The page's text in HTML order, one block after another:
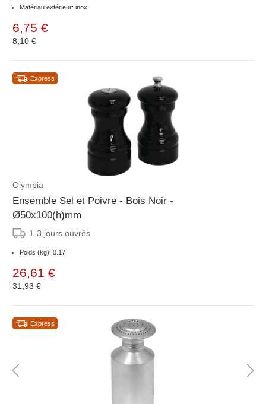
Matériau extérieur: inox
6,75 €
8,10 €
Express
Olympia
Ensemble Sel et Poivre - Bois Noir -
Ø50x100(h)mm
1-3 jours ouvrés
Poids (kg): 0.17
26,61 €
31,93 €
Express